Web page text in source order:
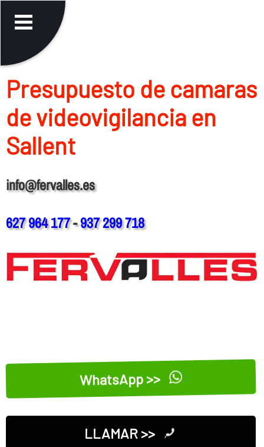
Presupuesto de camaras
de videovigilancia en
Sallent
info@fervalles.es
627 964 177-937 299 718
WhatsApp >>
LLAMAR >>